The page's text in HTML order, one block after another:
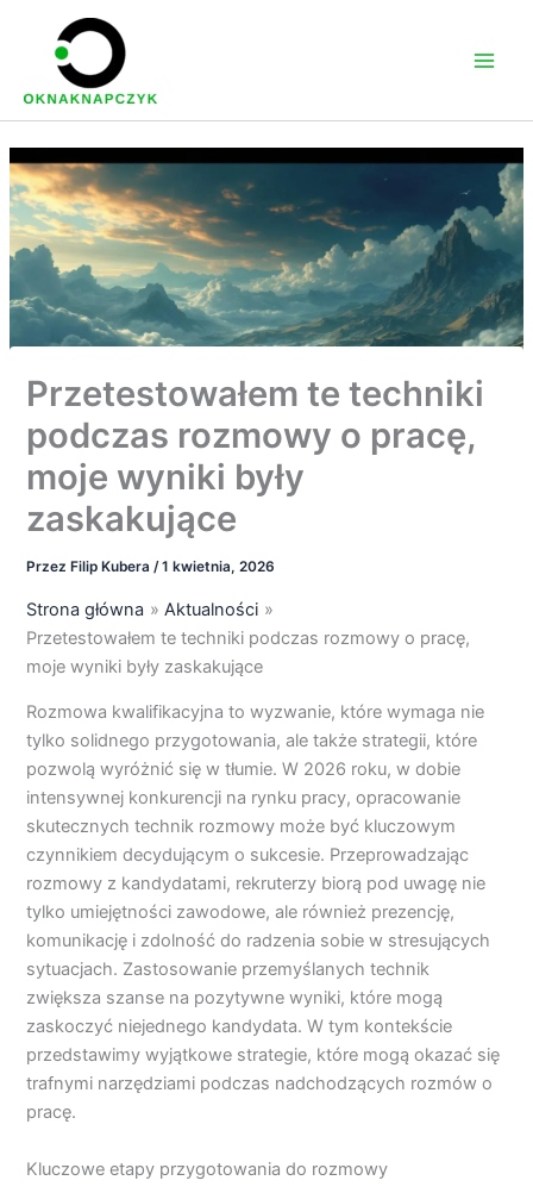
Przetestowałem te techniki
podczas rozmowy o pracę,
moje wyniki były
zaskakujące
PrzezFilip Kubera/1 kwietnia, 2026
Strona główna
Aktualności
Przetestowałem te techniki podczas rozmowy o pracę,
moje wyniki były zaskakujące
Rozmowa kwalifikacyjna to wyzwanie, które wymaga nie
tylko solidnego przygotowania, ale także strategii, które
pozwolą wyróżnić się w tłumie. W 2026 roku, w dobie
intensywnej konkurencji na rynku pracy, opracowanie
skutecznych technik rozmowy może być kluczowym
czynnikiem decydującym o sukcesie. Przeprowadzając
rozmowy z kandydatami, rekruterzy biorą pod uwagę nie
tylko umiejętności zawodowe, ale również prezencję,
komunikację i zdolność do radzenia sobie w stresujących
sytuacjach. Zastosowanie przemyślanych technik
zwiększa szanse na pozytywne wyniki, które mogą
zaskoczyć niejednego kandydata. W tym kontekście
przedstawimy wyjątkowe strategie, które mogą okazać się
trafnymi narzędziami podczas nadchodzących rozmów o
pracę.
Kluczowe etapy przygotowania do rozmowy